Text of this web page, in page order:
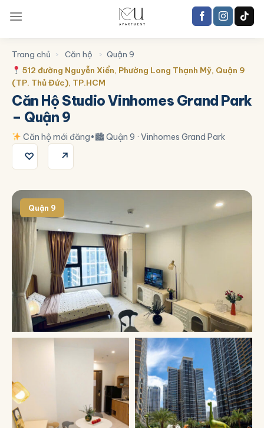
Trang chủ › Căn hộ › Quận 9
512 đường Nguyễn Xiển, Phường Long Thạnh Mỹ, Quận 9
(TP. Thủ Đức), TP.HCM
Căn Hộ Studio Vinhomes Grand Park
– Quận 9
Căn hộ mới đăng•🏙 Quận 9 · Vinhomes Grand Park
♡ ↗
Quận 9